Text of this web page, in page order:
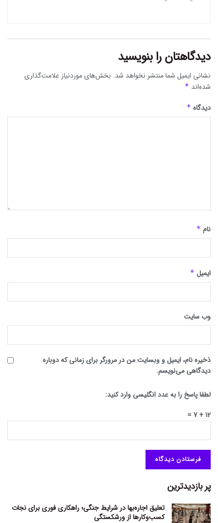
دیدگاهتان را بنویسید
نشانی ایمیل شما منتشر نخواهد شد. بخش‌های موردنیاز علامت‌گذاری
شده‌اند *
دیدگاه *
نام *
ایمیل *
وب‌ سایت
ذخیره نام، ایمیل و وبسایت من در مرورگر برای زمانی که دوباره
دیدگاهی می‌نویسم.
لطفا پاسخ را به عدد انگلیسی وارد کنید:
12 + 7 =
پر بازدیدترین
تعلیق اجاره‌بها در شرایط جنگی؛ راهکاری فوری برای نجات
کسب‌وکارها از ورشکستگی